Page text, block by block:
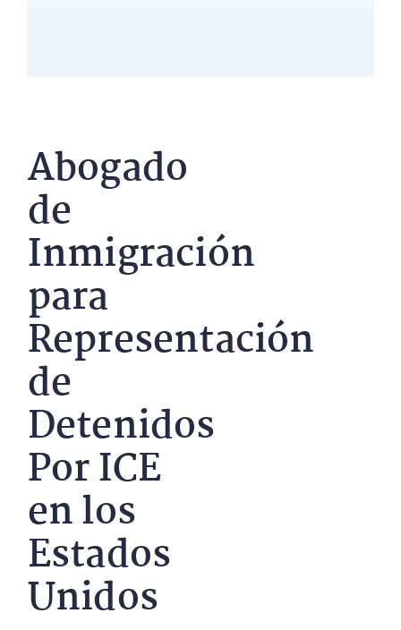
Abogado
de
Inmigración
para
Representación
de
Detenidos
Por ICE
en los
Estados
Unidos